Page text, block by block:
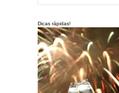
Dicas rápidas!